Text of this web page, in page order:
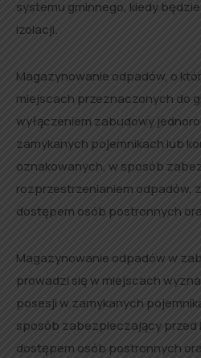
systemu gminnego, kiedy
izolacji.
Magazynowanie odpadów, o
miejscach przeznaczonych do
wyłączeniem zabudowy
zamykanych pojemnikach lub
oznakowanych, w sposób
rozprzestrzenianiem odpadów,
dostępem osób postronnych
Magazynowanie odpadów w
prowadzi się w miejscach
posesji w zamykanych
sposób zabezpieczający przed
dostępem osób postronnych